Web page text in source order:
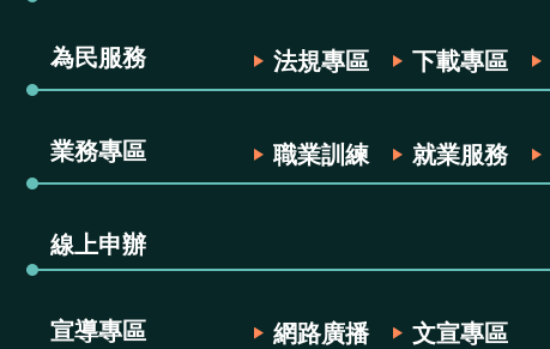
為民服務 法規專區 下載專區
業務專區 職業訓練 就業服務
線上申辦
宣導專區 網路廣播 文宣專區